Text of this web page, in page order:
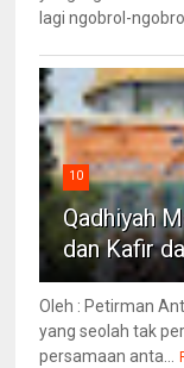
lagi ngobrol-
10
Qadhiyah
dan Kafir
Oleh : Petirman
yang seolah tak
persamaan anta...